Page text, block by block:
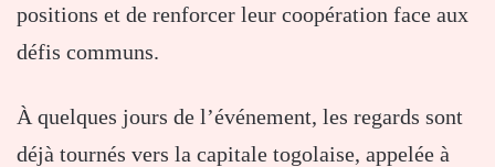
positions et de renforcer leur coopération face aux
défis communs.
À quelques jours de l’événement, les regards sont
déjà tournés vers la capitale togolaise, appelée à